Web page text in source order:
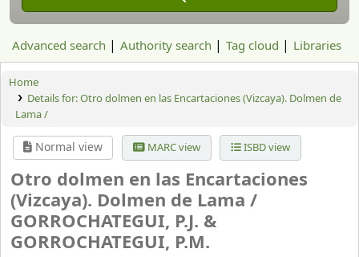
Advanced search Authority search Tag cloud Libraries
Home
Details for:Otro dolmen en las Encartaciones (Vizcaya). Dolmen de
Lama /
Normal view MARC view ISBD view
Otro dolmen en las Encartaciones
(Vizcaya). Dolmen de Lama /
GORROCHATEGUI, P.J. &
GORROCHATEGUI, P.M.